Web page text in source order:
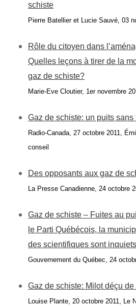
schiste
Pierre Batellier et Lucie Sauvé, 03
Rôle du citoyen dans
Quelles leçons à tirer de la
gaz de schiste?
Marie-Eve Cloutier, 1er novembre
Gaz de schiste: un puits sans
Radio-Canada, 27 octobre 2011,
conseil
Des opposants aux gaz de
La Presse Canadienne, 24 octobre
Gaz de schiste – Fuites au
le Parti Québécois, la
des scientifiques sont inquiets
Gouvernement du Québec, 24
Gaz de schiste: Milot déçu
Louise Plante, 20 octobre 2011, Le